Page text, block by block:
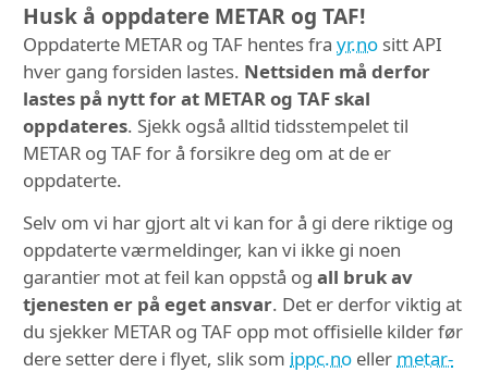
Husk å oppdatere METAR og TAF!
Oppdaterte METAR og TAF hentes fra yr.no sitt API
hver gang forsiden lastes. Nettsiden må derfor
lastes på nytt for at METAR og TAF skal
oppdateres. Sjekk også alltid tidsstempelet til
METAR og TAF for å forsikre deg om at de er
oppdaterte.
Selv om vi har gjort alt vi kan for å gi dere riktige og
oppdaterte værmeldinger, kan vi ikke gi noen
garantier mot at feil kan oppstå og all bruk av
tjenesten er på eget ansvar. Det er derfor viktig at
du sjekker METAR og TAF opp mot offisielle kilder før
dere setter dere i flyet, slik som ippc.no eller metar-